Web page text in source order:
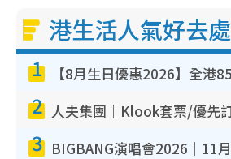
港生活人氣好去處
1
2
3